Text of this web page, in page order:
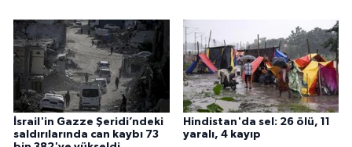
İsrail'in Gazze Şeridi’ndeki
saldırılarında can kaybı 73
Hindistan'da sel: 26 ölü, 11
yaralı, 4 kayıp